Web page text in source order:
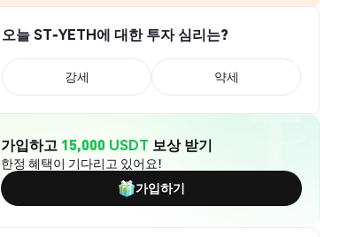
오늘 ST-YETH에 대한 투자 심리는?
강세 약세
가입하고 15,000 USDT 보상 받기
한정 혜택이 기다리고 있어요!
가입하기